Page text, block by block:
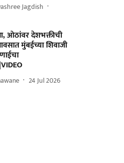
Jagdish
ओठांवर देशभक्तीची
मुंबईच्या शिवाजी
24 Jul 2026